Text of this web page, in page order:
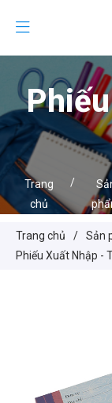
Trang
chủ
/
Trang chủ / Sản
Phiếu Xuất Nhập -